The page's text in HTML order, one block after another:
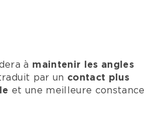
à maintenir les angles
par un contact plus
et une meilleure constance